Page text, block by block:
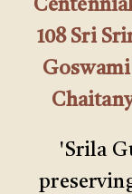
108 Sri
'Srila